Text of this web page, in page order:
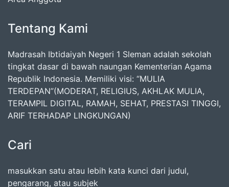
Tentang Kami
Madrasah Ibtidaiyah Negeri 1 Sleman adalah sekolah
tingkat dasar di bawah naungan Kementerian Agama
Republik Indonesia. Memiliki visi: “MULIA
TERDEPAN”(MODERAT, RELIGIUS, AKHLAK MULIA,
TERAMPIL DIGITAL, RAMAH, SEHAT, PRESTASI TINGGI,
ARIF TERHADAP LINGKUNGAN)
Cari
masukkan satu atau lebih kata kunci dari judul,
pengarang, atau subjek